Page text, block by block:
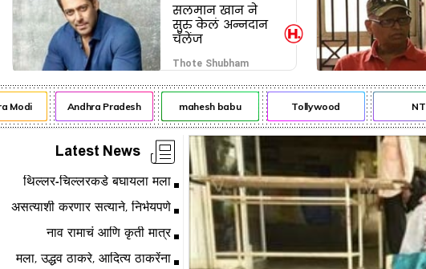
सलमान खान ने
सुरु केलं अन्नदान
चॅलेंज
Thote Shubham
Andhra Pradesh mahesh babu Tollywood NTR
Latest News